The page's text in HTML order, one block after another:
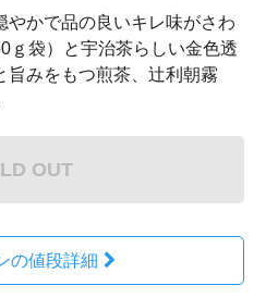
やかで品の良いキレ味がさわ
ｇ袋）と宇治茶らしい金色透
旨みをもつ煎茶、辻利朝霧
OUT
の値段詳細